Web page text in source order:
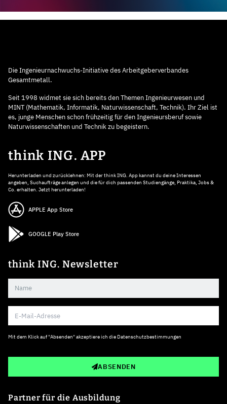
Die Ingenieurnachwuchs-Initiative des Arbeitgeberverbandes
Gesamtmetall.
Seit 1998 widmet sie sich bereits den Themen Ingenieurwesen und
MINT (Mathematik, Informatik, Naturwissenschaft, Technik). Ihr Ziel ist
es, junge Menschen schon frühzeitig für den Ingenieursberuf sowie
Naturwissenschaften und Technik zu begeistern.
think ING. APP
Herunterladen und zurücklehnen: Mit der think ING. App kannst du deine Interessen
angeben, Suchaufträge anlegen und die für dich passenden Studiengänge, Praktika, Jobs &
Co. erhalten. Jetzt herunterladen!
APPLE App Store
GOOGLE Play Store
think ING. Newsletter
Mit dem Klick auf "Absenden" akzeptiere ich die Datenschutzbestimmungen
ABSENDEN
Partner für die Ausbildung